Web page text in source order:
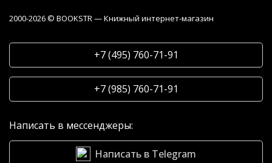
2000-2026 © BOOKSTR — Книжный интернет-магазин
+7 (495) 760-71-91
+7 (985) 760-71-91
Написать в мессенджеры:
Написать в Telegram